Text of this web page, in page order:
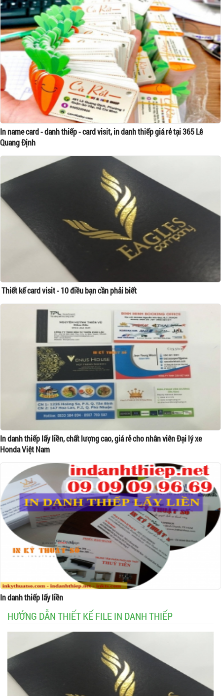
In name card - danh thiếp - card visit, in danh thiếp giá rẻ tại 365 Lê
Quang Định
Thiết kế card visit - 10 điều bạn cần phải biết
In danh thiếp lấy liền, chất lượng cao, giá rẻ cho nhân viên Đại lý xe
Honda Việt Nam
In danh thiếp lấy liền
HƯỚNG DẪN THIẾT KẾ FILE IN DANH THIẾP